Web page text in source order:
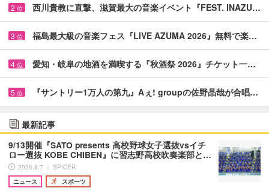
2 位 西川貴教に直撃、滋賀最大の音楽イベント『FEST. INAZU…
3 位 福島最大級の音楽フェス『LIVE AZUMA 2026』無料で楽…
4 位 愛知・岐阜の地酒を満喫する『秋酒祭 2026』チケット一…
5 位 『サントリー1万人の第九』Aぇ! groupの佐野晶哉が合唱…
最新記事
9/13開催『SATO presents 高校野球女子選抜vsイチ
ロー選抜 KOBE CHIBEN』に習志野高校吹奏楽部と…
2026.8.7 ｜ SPICER
ニュース
スポーツ